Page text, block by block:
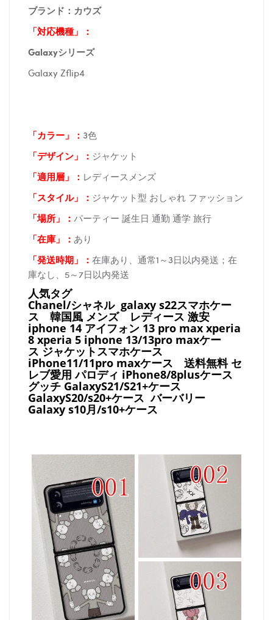
ブランド：カウズ
「対応機種」：
Galaxyシリーズ
Galaxy Zflip4
「カラー」： 3色
「デザイン」
： ジャケット
「適用層」： レディースメンズ
「スタイル」： ジャケット型 おしゃれ ファッション
「場所 」： パーティー 誕生日 通勤 通学 旅行
「在庫 」： あり
「発送時期 」： 在庫あり、通常1～3日以内発送；在
庫なし、5～7日以内発送
人気タグ
Chanel/シャネル galaxy s22スマホケー
ス 韓国風 メンズ レディース 激安
iphone 14 アイフォン 13 pro max xperia
8 xperia 5 iphone 13/13pro maxケー
ス ジャケットスマホケース
iPhone11/11pro maxケース 送料無料 セ
レブ愛用 パロディ iPhone8/8plusケース
グッチ GalaxyS21/S21+ケース
GalaxyS20/s20+ケース バーバリー
Galaxy s10月/s10+ケース